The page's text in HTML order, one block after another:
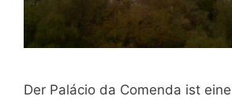
Der Palácio da Comenda ist